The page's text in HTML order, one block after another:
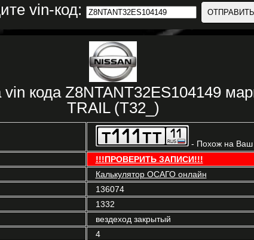
vin-код:
кода Z8NTANT32ES104149
TRAIL (T32_)
- Похож на Ваш
!!!ПРОВЕРИТЬ ЗАПИСИ!!!
Калькулятор ОСАГО онлайн
136074
1332
вездеход закрытый
4